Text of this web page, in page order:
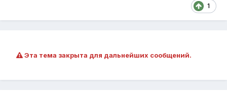
1
Эта тема закрыта для дальнейших сообщений.